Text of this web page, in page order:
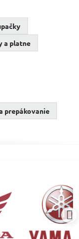
a platne
prepákovanie